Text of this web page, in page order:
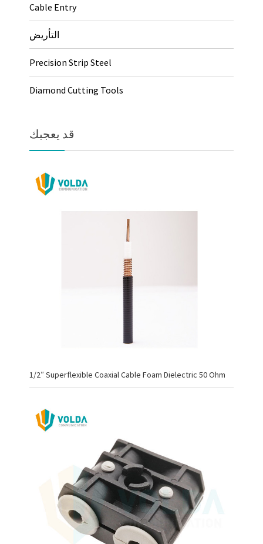
Cable Entry
التأريض
Precision Strip Steel
Diamond Cutting Tools
قد يعجبك
1/2″ Superflexible Coaxial Cable Foam Dielectric 50 Ohm